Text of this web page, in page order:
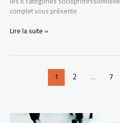
complet vous présente
Quelles
socioprofessionnelles
France
Lire la suite »
1 2 … 7